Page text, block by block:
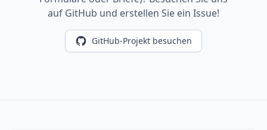
auf GitHub und erstellen Sie ein Issue!
GitHub-Projekt besuchen